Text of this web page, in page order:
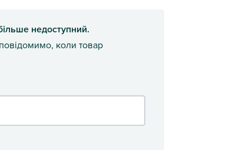
недоступний.
коли товар